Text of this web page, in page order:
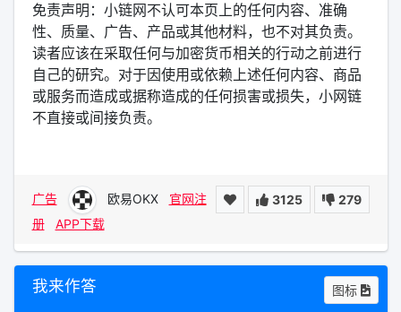
免责声明：小链网不认可本页上的任何内容、准确
性、质量、广告、产品或其他材料，也不对其负责。
读者应该在采取任何与加密货币相关的行动之前进行
自己的研究。对于因使用或依赖上述任何内容、商品
或服务而造成或据称造成的任何损害或损失，小网链
不直接或间接负责。
3125 279
广告 欧易OKX
官网注
册
APP下载
我来作答 图标